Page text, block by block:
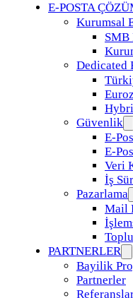
E-POSTA
Kurumsal
SMB
Dedicated
Güvenlik
E-
E-
Veri
İş
Pazarlama
Mail
PARTNERLER
Bayilik
Partnerler